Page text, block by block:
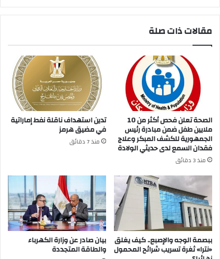
مقالات ذات صلة
الصحة تعلن فحص أكثر من 10
ملايين طفل ضمن مبادرة رئيس
الجمهورية للكشف المبكر وعلاج
فقدان السمع لدى حديثي الولادة
منذ 3 دقائق
تدين استهداف ناقلة نفط إماراتية
في مضيق هرمز
منذ 7 دقائق
ببصمة الوجه والإصبع.. كيف يغلق
«نترا» ثغرة تسريب شرائح المحمول
بيان صادر عن وزارة الكهرباء
والطاقة المتجددة